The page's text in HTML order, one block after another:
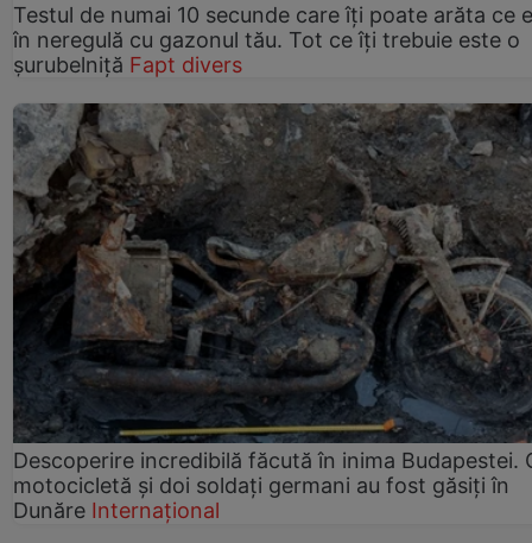
Testul de numai 10 secunde care îți poate arăta ce
în neregulă cu gazonul tău. Tot ce îți trebuie este o
șurubelniță Fapt divers
Descoperire incredibilă făcută în inima Budapestei.
motocicletă și doi soldați germani au fost găsiți în
Dunăre Internațional